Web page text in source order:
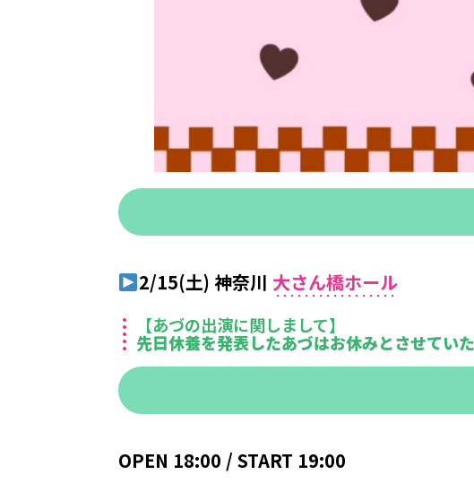
2/15(土) 神奈川 大さん橋ホール
【あづの出演に関しまして】
先日休養を発表したあづはお休みとさせていた
OPEN 18:00 / START 19:00